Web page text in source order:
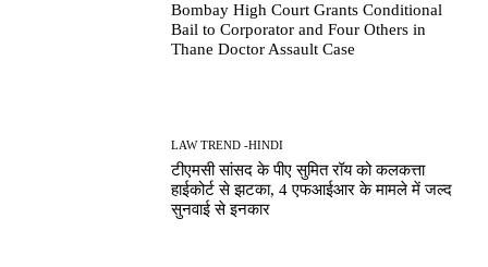
Bombay High Court Grants Conditional
Bail to Corporator and Four Others in
Thane Doctor Assault Case
LAW TREND -HINDI
टीएमसी सांसद के पीए सुमित रॉय को कलकत्ता
हाईकोर्ट से झटका, 4 एफआईआर के मामले में जल्द
सुनवाई से इनकार